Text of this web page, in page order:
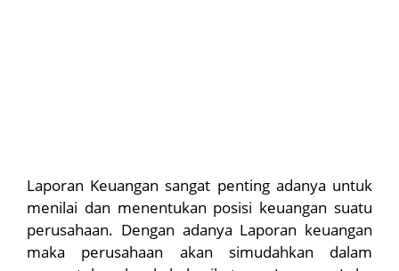
Laporan Keuangan sangat penting adanya untuk
menilai dan menentukan posisi keuangan suatu
perusahaan. Dengan adanya Laporan keuangan
maka perusahaan akan simudahkan dalam